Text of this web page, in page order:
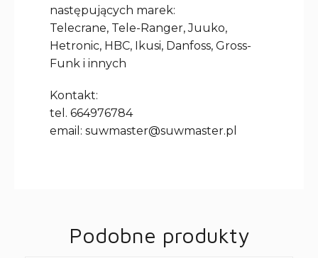
następujących marek:
Telecrane, Tele-Ranger, Juuko,
Hetronic, HBC, Ikusi, Danfoss, Gross-
Funk i innych
Kontakt:
tel. 664976784
email: suwmaster@suwmaster.pl
Podobne produkty